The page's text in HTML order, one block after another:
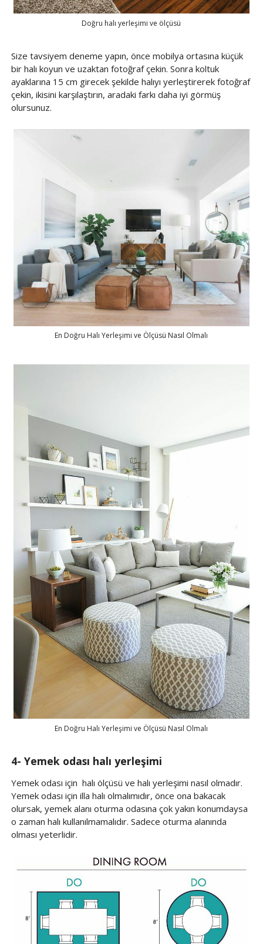
Doğru halı yerleşimi ve ölçüsü
Size tavsiyem deneme yapın, önce mobilya ortasına küçük
bir halı koyun ve uzaktan fotoğraf çekin. Sonra koltuk
ayaklarına 15 cm girecek şekilde halıyı yerleştirerek fotoğraf
çekin, ikisini karşılaştırın, aradaki farkı daha iyi görmüş
olursunuz.
En Doğru Halı Yerleşimi ve Ölçüsü Nasıl Olmalı
En Doğru Halı Yerleşimi ve Ölçüsü Nasıl Olmalı
4- Yemek odası halı yerleşimi
Yemek odası için halı ölçüsü ve halı yerleşimi nasıl olmadır.
Yemek odası için illa halı olmalımıdır, önce ona bakacak
olursak, yemek alanı oturma odasına çok yakın konumdaysa
o zaman halı kullanılmamalıdır. Sadece oturma alanında
olması yeterlidir.